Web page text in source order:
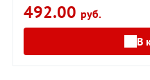
492.00 руб.
В